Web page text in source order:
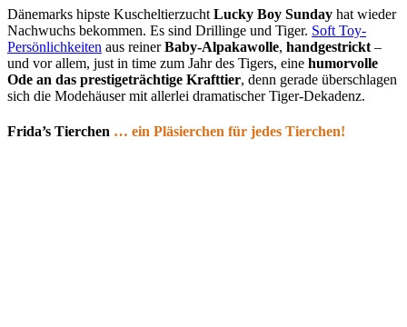
Dänemarks hipste Kuscheltierzucht Lucky Boy Sunday hat wieder
Nachwuchs bekommen. Es sind Drillinge und Tiger. Soft Toy-
Persönlichkeiten aus reinerBaby-Alpakawolle, handgestrickt –
und vor allem, just in time zum Jahr des Tigers, eine humorvolle
Ode an das prestigeträchtige Krafttier, denn gerade überschlagen
sich die Modehäuser mit allerlei dramatischer Tiger-Dekadenz.
Frida’s Tierchen … ein Pläsierchen für jedes Tierchen!